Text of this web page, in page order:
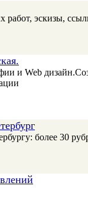
работ, эскизы,
и Web
более 30